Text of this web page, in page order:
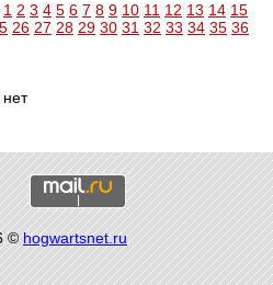
1 2 3 4 5 6 7 8 9 10 11 12 13 14 15
26 27 28 29 30 31 32 33 34 35 36
©hogwartsnet.ru